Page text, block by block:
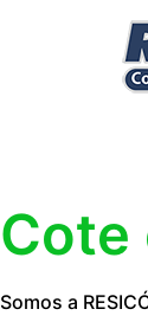
Cote
Somos a